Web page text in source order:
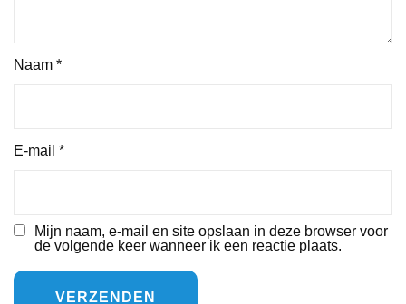
Naam *
E-mail *
Mijn naam, e-mail en site opslaan in deze browser voor
de volgende keer wanneer ik een reactie plaats.